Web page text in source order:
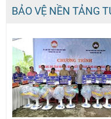
BẢO VỆ NỀN TẢNG